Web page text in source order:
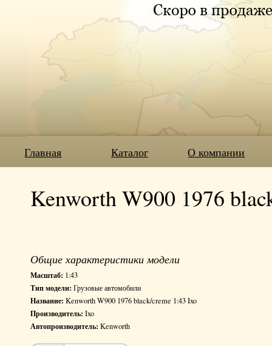
Главная Каталог О компании
Kenworth W900 1976
Общие характеристики модели
Масштаб: 1:43
Тип модели: Грузовые автомобили
Название: Kenworth W900 1976 black/creme 1:43 Ixo
Производитель: Ixo
Автопроизводитель: Kenworth